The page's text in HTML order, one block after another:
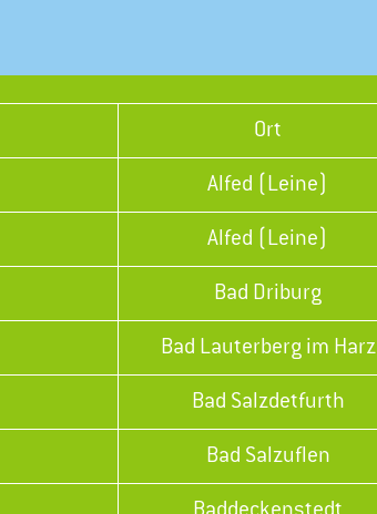
Ort
Alfed (Leine)
Alfed (Leine)
Bad Driburg
Bad Lauterberg im Harz
Bad Salzdetfurth
Bad Salzuflen